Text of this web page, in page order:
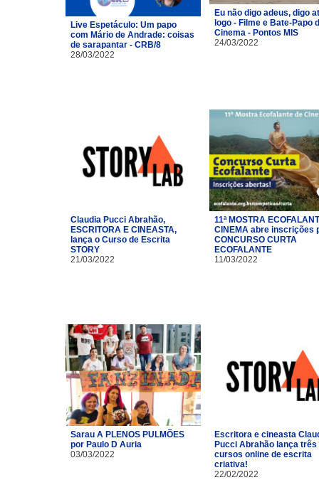
Live Espetáculo: Um papo
com Mário de Andrade: coisas
de sarapantar - CRB/8
28/03/2022
Eu não digo adeus, digo
logo - Filme e Bate-Papo
Cinema - Pontos MIS
24/03/2022
Claudia Pucci Abrahão,
ESCRITORA E CINEASTA,
lança o Curso de Escrita
STORY
21/03/2022
11ª MOSTRA
CINEMA abre inscrições
CONCURSO CURTA
ECOFALANTE
11/03/2022
Sarau A PLENOS PULMÕES
por Paulo D Auria
03/03/2022
Escritora e cineasta
Pucci Abrahão lança três
cursos online de escrita
criativa!
22/02/2022